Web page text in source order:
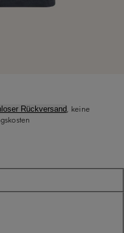
Rückversand, keine